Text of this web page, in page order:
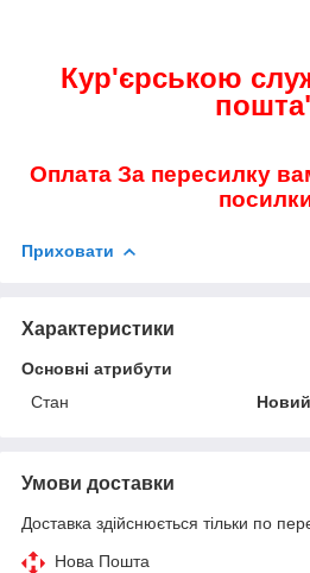
Кур'єрською
Оплата За пересилку
Приховати
Характеристики
Основні атрибути
Стан
Новий
Умови доставки
Доставка здійснюється тільки по
Нова Пошта